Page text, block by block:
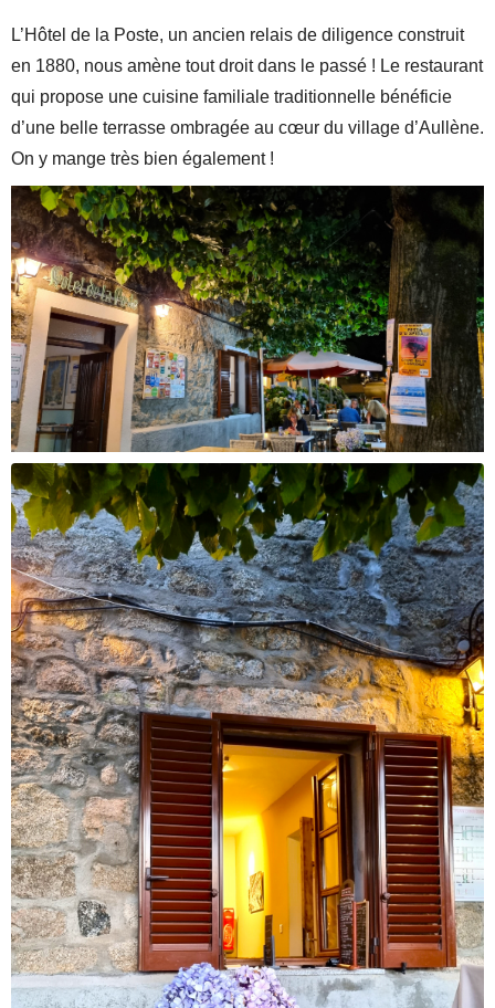
L’Hôtel de la Poste, un ancien relais de diligence construit
en 1880, nous amène tout droit dans le passé ! Le restaurant
qui propose une cuisine familiale traditionnelle bénéficie
d’une belle terrasse ombragée au cœur du village d’Aullène.
On y mange très bien également !